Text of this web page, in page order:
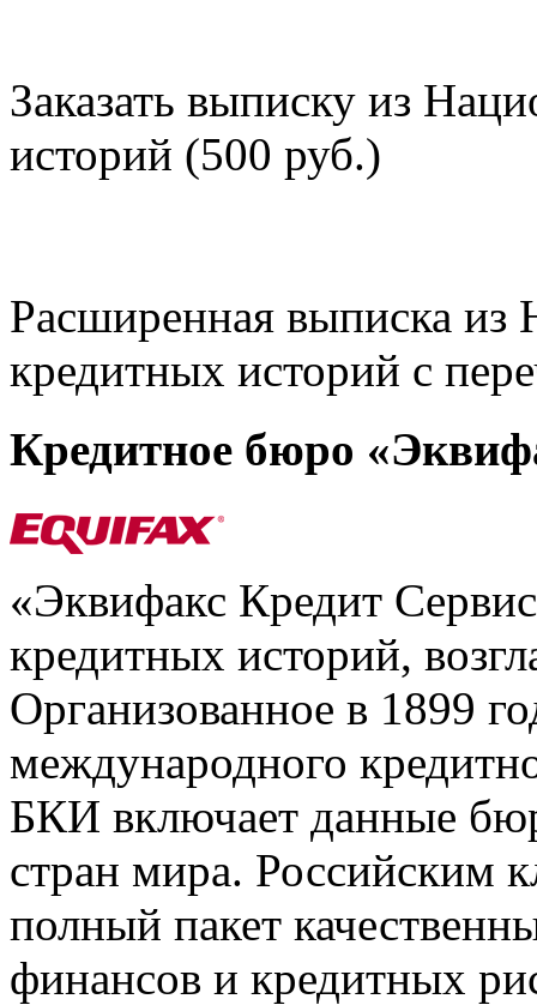
Заказать выписку из
историй (500 руб.)
Расширенная выписка из
кредитных историй с
Кредитное бюро
«Эквифакс Кредит
кредитных историй,
Организованное в 1899
международного
БКИ включает данные
стран мира. Российским
полный пакет
финансов и кредитных